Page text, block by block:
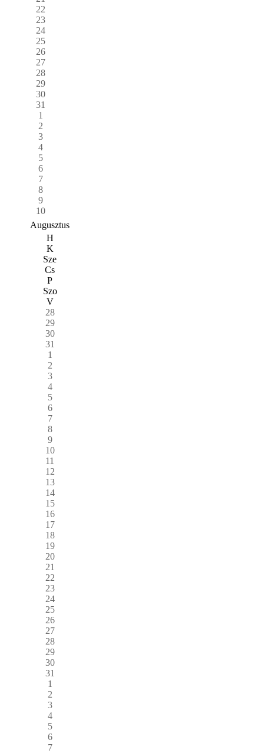
22
23
24
25
26
27
28
29
30
31
1
2
3
4
5
6
7
8
9
10
Augusztus
H
K
Sze
Cs
P
Szo
V
28
29
30
31
1
2
3
4
5
6
7
8
9
10
11
12
13
14
15
16
17
18
19
20
21
22
23
24
25
26
27
28
29
30
31
1
2
3
4
5
6
7